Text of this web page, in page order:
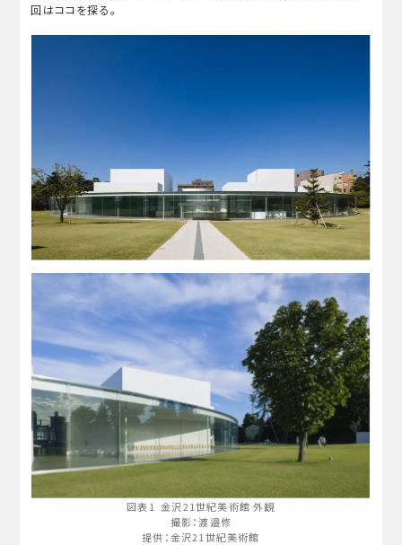
回はココを探る。
図表1 金沢21世紀美術館 外観
撮影：渡邉修
提供：金沢21世紀美術館